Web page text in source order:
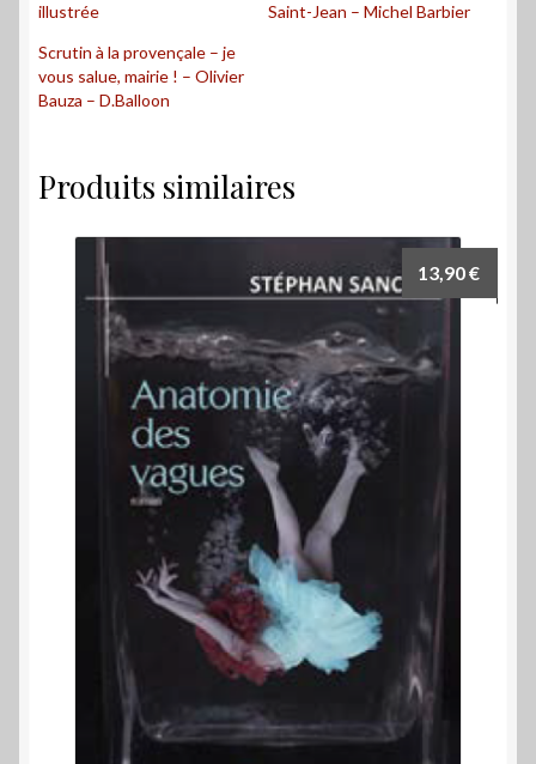
illustrée
Saint-Jean – Michel Barbier
Scrutin à la provençale – je
vous salue, mairie ! – Olivier
Bauza – D.Balloon
Produits similaires
13,90€